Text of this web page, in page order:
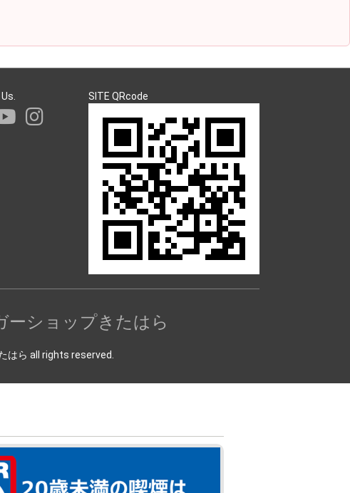
SITE QRcode
ショップきたはら
ら all rights reserved.